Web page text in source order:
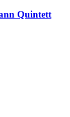
Quintett